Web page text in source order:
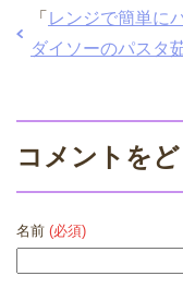
「 レンジで簡単に
ダイソーのパスタ
コメントを
名前 (必須)